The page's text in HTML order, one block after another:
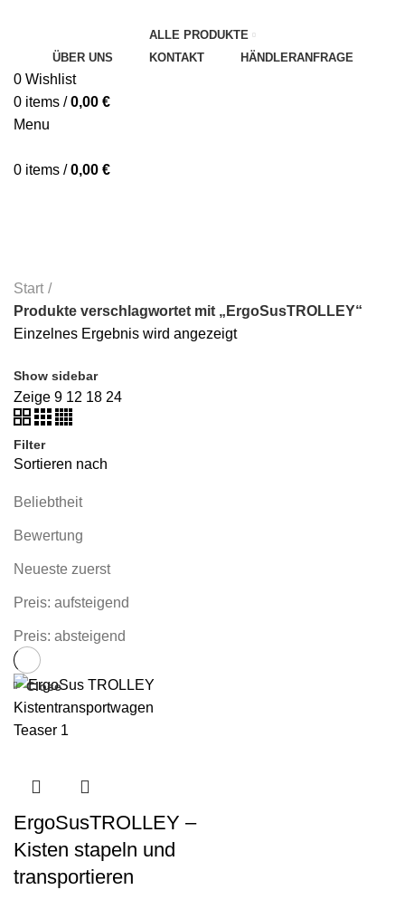
ALLE PRODUKTE
ÜBER UNS
KONTAKT HÄNDLERANFRAGE
0 Wishlist
0 items / 0,00 €
Menu
0 items / 0,00 €
Start
Produkte verschlagwortet mit „ErgoSusTROLLEY“
Einzelnes Ergebnis wird angezeigt
Show sidebar
Zeige 9 12 18 24
Filter
Sortieren nach
Beliebtheit
Bewertung
Neueste zuerst
Preis: aufsteigend
Preis: absteigend
Close
ErgoSusTROLLEY –
Kisten stapeln und
transportieren